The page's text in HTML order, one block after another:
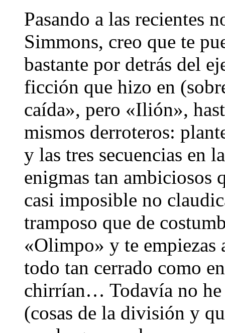
Pasando a las recientes
Simmons, creo que te
bastante por detrás del
ficción que hizo en
caída», pero «Ilión»,
mismos derroteros:
y las tres secuencias en
enigmas tan ambiciosos
casi imposible no
tramposo que de
«Olimpo» y te empiezas
todo tan cerrado como
chirrían… Todavía no
(cosas de la división y